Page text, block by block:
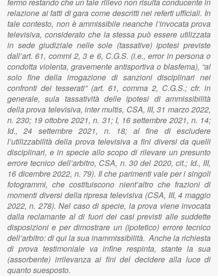
relazione ai fatti di gara come descritti nei referti ufficiali. In
tale contesto, non è ammissibile neanche l’invocata prova
televisiva, considerato che la stessa può essere utilizzata
in sede giudiziale nelle sole (tassative) ipotesi previste
dall’art. 61, commi 2, 3 e 6, C.G.S. (i.e., error in persona o
condotta violenta, gravemente antisportiva o blasfema), “al
solo fine della irrogazione di sanzioni disciplinari nei
confronti dei tesserati” (art. 61, comma 2, C.G.S.; cfr. in
generale, sula tassatività delle ipotesi di ammissibilità
della prova televisiva, inter multis, CSA, III, 31 marzo 2022,
n. 230; 19 ottobre 2021, n. 31; I, 16 settembre 2021, n. 14;
Id., 24 settembre 2021, n. 18; al fine di escludere
l’utilizzabilità della prova televisiva a fini diversi da quelli
disciplinari, e in specie allo scopo di rilevare un presunto
errore tecnico dell’arbitro, CSA, n. 30 del 2020, cit.; Id., III,
16 dicembre 2022, n. 79). Il che parimenti vale per i singoli
fotogrammi, che costituiscono nient’altro che frazioni di
momenti diversi della ripresa televisiva (CSA, III, 4 maggio
2022, n. 278). Nel caso di specie, la prova viene invocata
dalla reclamante al di fuori dei casi previsti alle suddette
disposizioni e per dimostrare un (ipotetico) errore tecnico
dell’arbitro: di qui la sua inammissibilità. Anche la richiesta
di prova testimoniale va infine respinta, stante la sua
(assorbente) irrilevanza ai fini del decidere alla luce di
quanto suesposto.